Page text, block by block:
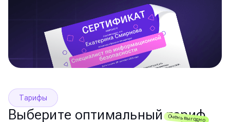
Тарифы
Выберите оптимальный тариф
Очень выгодно